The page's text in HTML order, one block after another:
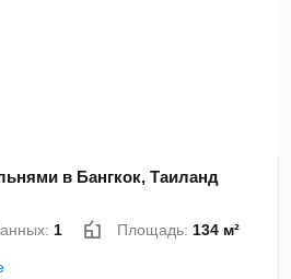
в Бангкок, Таиланд
1 Площадь: 134 м²